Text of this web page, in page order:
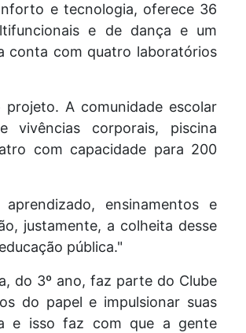
e tecnologia, oferece 36
e de dança e um
conta com quatro laboratórios
A comunidade escolar
vivências corporais, piscina
com capacidade para 200
ensinamentos e
justamente, a colheita desse
pública."
do 3º ano, faz parte do Clube
do papel e impulsionar suas
e isso faz com que a gente